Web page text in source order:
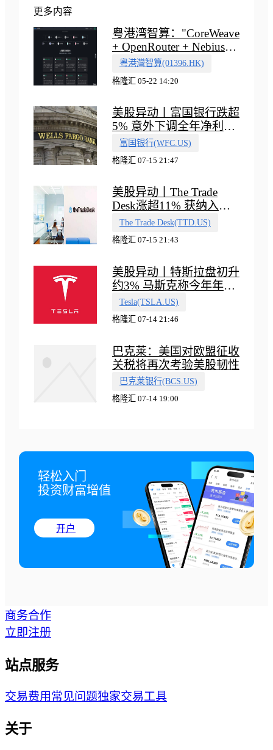
更多内容
粤港湾智算："CoreWeave
+ OpenRouter + Nebius"
多向融合的中国智算新范
式
粵港灣智算(01396.HK)
格隆汇 05-22 14:20
美股异动丨富国银行跌超
5% 意外下调全年净利息
收入指引
富国银行(WFC.US)
格隆汇 07-15 21:47
美股异动丨The Trade
Desk涨超11% 获纳入标
普500指数
The Trade Desk(TTD.US)
格隆汇 07-15 21:43
美股异动丨特斯拉盘初升
约3% 马斯克称今年年底
会有‘史诗级震撼’的演示
Tesla(TSLA.US)
格隆汇 07-14 21:46
巴克莱：美国对欧盟征收
关税将再次考验美股韧性
巴克莱银行(BCS.US)
格隆汇 07-14 19:00
轻松入门
投资财富增值
开户
商务合作
立即注册
站点服务
交易费用常见问题独家交易工具
关于